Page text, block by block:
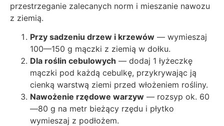
przestrzeganie zalecanych norm i mieszanie nawozu
z ziemią.
Przy sadzeniu drzew i krzewów — wymieszaj
100—150 g mączki z ziemią w dołku.
Dla roślin cebulowych — dodaj 1 łyżeczkę
mączki pod każdą cebulkę, przykrywając ją
cienką warstwą ziemi przed włożeniem rośliny.
Nawożenie rzędowe warzyw — rozsyp ok. 60
—80 g na metr bieżący rzędu i płytko
wymieszaj z podłożem.